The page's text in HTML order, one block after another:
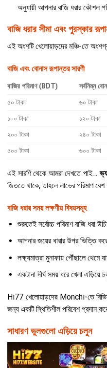
অনুযায়ী আপনার বাজি ধরার কৌশল
বাজি ধরার সীমা এবং পুরস্কার
এই অংশটি খেলোয়াড়দের মঞ্চি-তে
বাজি এবং বোনাস রূপান্তর সারণী
বাজির পরিমাণ (BDT) সর্বনিম্ন
৫০ টাকা
৬০ টাকা
১০০ টাকা
১২০ টাকা
২০০ টাকা
২৪০ টাকা
৫০০ টাকা
৬০০ টাকা
এই সারণি থেকে আমরা দেখতে পাই…
জিততে থাকে, তাহলে লাভের পরিমাণ
বাজি ধরার সময় লক্ষণীয় বিষয়সমূহ
শুরুতেই সর্বোচ্চ পরিমাণ বাজি ধরা
আপনার জয়ের ধারার উপর ভিত্তি করে
লক্ষ্যমাত্রা মুনাফায় পৌঁছালে থেমে
একটানা দীর্ঘ সময় ধরে খেলা এড়িয়ে
Hi77 খেলোয়াড়দের Monchi-তে বিভিন্ন
জন্য একটি স্থিতিশীল পরিবেশ প্রদান
সাধারণ ভুলগুলো এড়িয়ে চলুন